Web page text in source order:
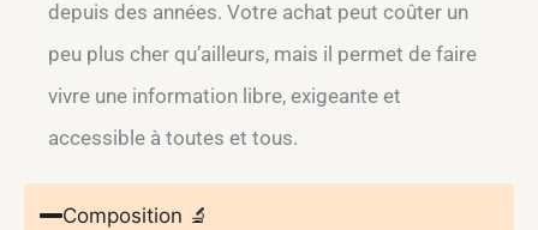
depuis des années. Votre achat peut coûter un
peu plus cher qu’ailleurs, mais il permet de faire
vivre une information libre, exigeante et
accessible à toutes et tous.
Composition 🔬